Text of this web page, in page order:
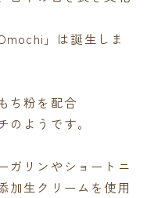
」は誕生しま
ち粉を配合
ようです。
ガリンやショートニ
加生クリームを使用